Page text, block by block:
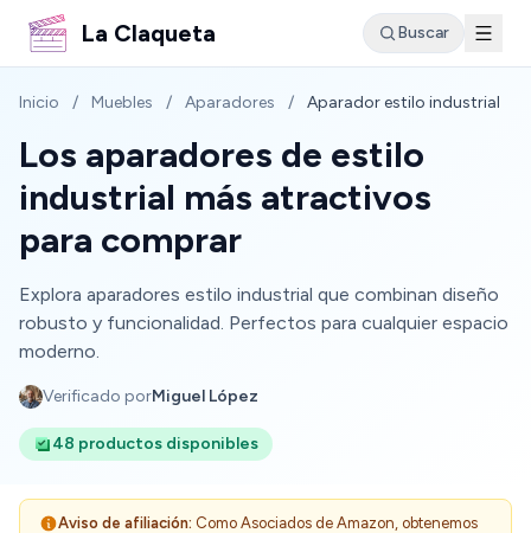
La Claqueta Buscar
Inicio / Muebles / Aparadores / Aparador estilo industrial
Los aparadores de estilo
industrial más atractivos
para comprar
Explora aparadores estilo industrial que combinan diseño
robusto y funcionalidad. Perfectos para cualquier espacio
moderno.
Verificado porMiguel López
48 productos disponibles
Aviso de afiliación: Como Asociados de Amazon, obtenemos